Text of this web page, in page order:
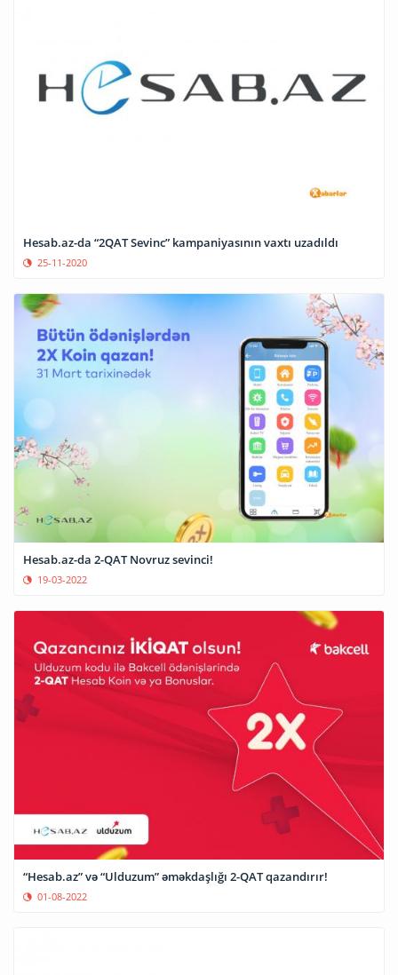
Hesab.az-da “2QAT Sevinc” kampaniyasının vaxtı uzadıldı
25-11-2020
Hesab.az-da 2-QAT Novruz sevinci!
19-03-2022
01-08-2022